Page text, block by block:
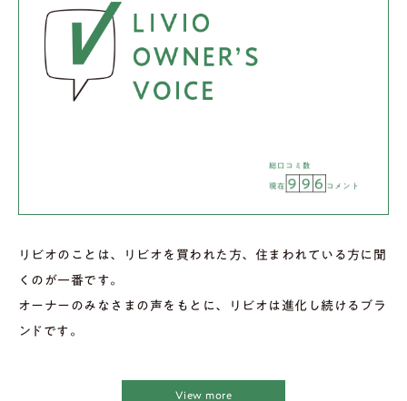
総口コミ数
現在 9 9 6 コメント
リビオのことは、リビオを買われた方、住まわれている方に聞
くのが一番です。
オーナーのみなさまの声をもとに、リビオは進化し続けるブラ
ンドです。
View more